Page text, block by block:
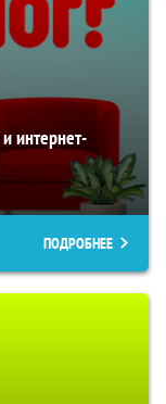
интернет-
ПОДРОБНЕЕ